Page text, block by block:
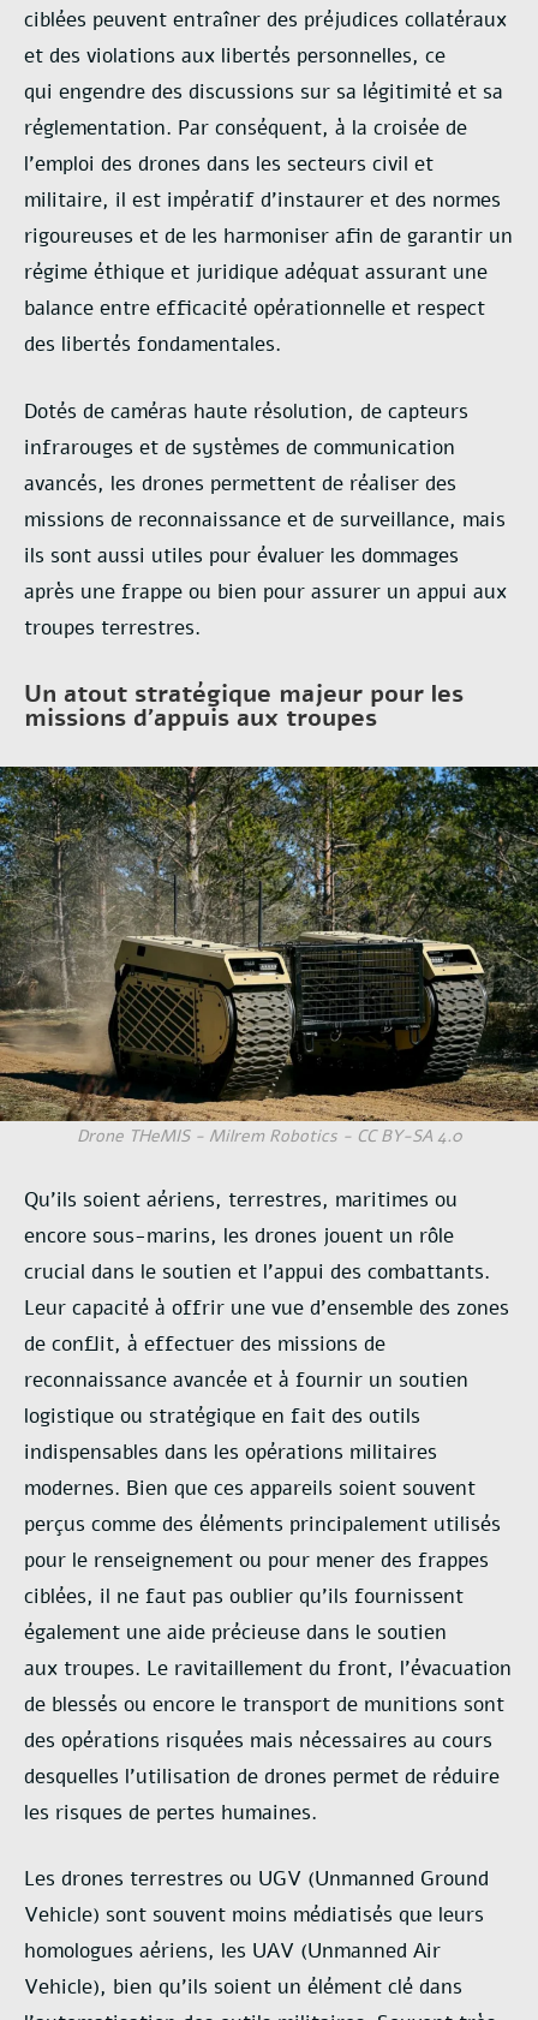
ciblées peuvent entraîner des préjudices collatéraux
et des violations aux libertés personnelles, ce
qui engendre des discussions sur sa légitimité et sa
réglementation. Par conséquent, à la croisée de
l’emploi des drones dans les secteurs civil et
militaire, il est impératif d’instaurer et des normes
rigoureuses et de les harmoniser afin de garantir un
régime éthique et juridique adéquat assurant une
balance entre efficacité opérationnelle et respect
des libertés fondamentales.
Dotés de caméras haute résolution, de capteurs
infrarouges et de systèmes de communication
avancés, les drones permettent de réaliser des
missions de reconnaissance et de surveillance, mais
ils sont aussi utiles pour évaluer les dommages
après une frappe ou bien pour assurer un appui aux
troupes terrestres.
Un atout stratégique majeur pour les
missions d’appuis aux troupes
Drone THeMIS - Milrem Robotics - CC BY-SA 4.0
Qu’ils soient aériens, terrestres, maritimes ou
encore sous-marins, les drones jouent un rôle
crucial dans le soutien et l’appui des combattants.
Leur capacité à offrir une vue d’ensemble des zones
de conflit, à effectuer des missions de
reconnaissance avancée et à fournir un soutien
logistique ou stratégique en fait des outils
indispensables dans les opérations militaires
modernes. Bien que ces appareils soient souvent
perçus comme des éléments principalement utilisés
pour le renseignement ou pour mener des frappes
ciblées, il ne faut pas oublier qu’ils fournissent
également une aide précieuse dans le soutien
aux troupes. Le ravitaillement du front, l’évacuation
de blessés ou encore le transport de munitions sont
des opérations risquées mais nécessaires au cours
desquelles l’utilisation de drones permet de réduire
les risques de pertes humaines.
Les drones terrestres ou UGV (Unmanned Ground
Vehicle) sont souvent moins médiatisés que leurs
homologues aériens, les UAV (Unmanned Air
Vehicle), bien qu’ils soient un élément clé dans